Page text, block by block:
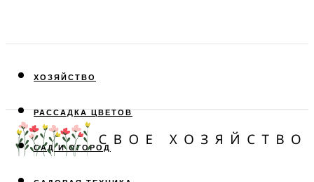
ХОЗЯЙСТВО
РАССАДКА ЦВЕТОВ
САД И ОГОРОД